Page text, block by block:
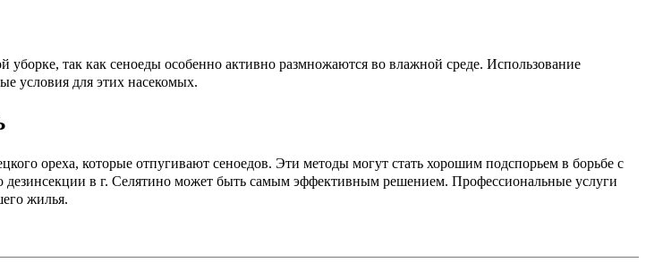
так как сеноеды особенно активно размножаются во влажной среде. Использование
условия для этих насекомых.
ореха, которые отпугивают сеноедов. Эти методы могут стать хорошим подспорьем в борьбе с
в г. Селятино может быть самым эффективным решением. Профессиональные услуги
жилья.